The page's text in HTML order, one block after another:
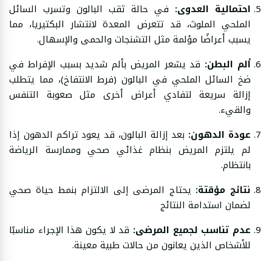
احتمالية العدوى: في حالة ثقب البالون وتسرب السائل
الملحي الملوث، قد تتعرض المعدة لانتشار البكتيريا، مما
يسبب أعراضًا مؤلمة مثل التشنجات والحمى والإسهال.
ألم البطن: قد يشعر المريض بألم شديد بسبب الإفراط في
ضخ السائل الملحي في البالون (فرط الانتفاخ)، مما يتطلب
إزالة سريعة لتفادي أعراض أخرى مثل صعوبة التنفس
والقيء.
عودة الدهون: بعد إزالة البالون، قد يعود تراكم الدهون إذا
لم يلتزم المريض بنظام غذائي صحي وممارسة الرياضة
بانتظام.
نتائج مؤقتة: يحتاج المرضى إلى الالتزام بنمط حياة صحي
لضمان استدامة النتائج
عدم تناسب لجميع المرضى: قد لا يكون هذا الإجراء مناسبًا
للأشخاص الذين يعانون من حالات طبية معينة.